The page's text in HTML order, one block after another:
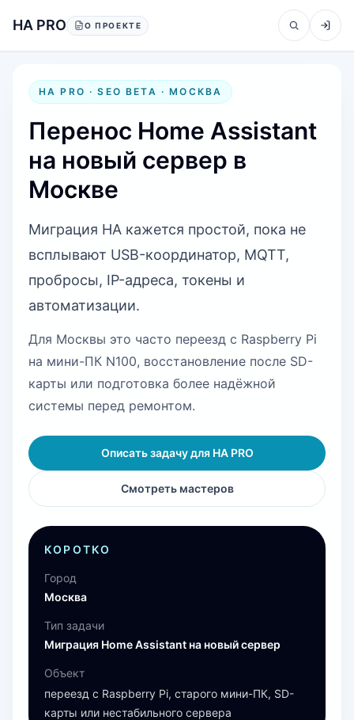
HA PRO О ПРОЕКТЕ
HA PRO · SEO BETA ·МОСКВА
Перенос Home Assistant
на новый сервер в
Москве
Миграция HA кажется простой, пока не
всплывают USB-координатор, MQTT,
пробросы, IP-адреса, токены и
автоматизации.
Для Москвы это часто переезд с Raspberry Pi
на мини-ПК N100, восстановление после SD-
карты или подготовка более надёжной
системы перед ремонтом.
Описать задачу для HA PRO
Смотреть мастеров
КОРОТКО
Город
Москва
Тип задачи
Миграция Home Assistant на новый сервер
Объект
переезд с Raspberry Pi, старого мини-ПК, SD-
карты или нестабильного сервера